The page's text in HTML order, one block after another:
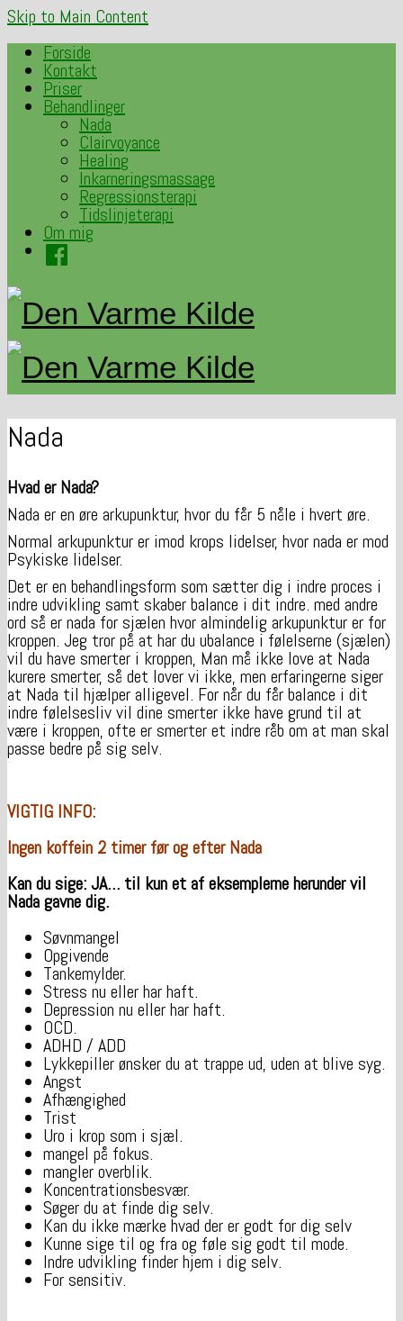
Skip to Main Content
Forside
Kontakt
Priser
Behandlinger
Nada
Clairvoyance
Healing
Inkarneringsmassage
Regressionsterapi
Tidslinjeterapi
Om mig
Facebook
Nada
Hvad er Nada?
Nada er en øre arkupunktur, hvor du får 5 nåle i hvert øre.
Normal arkupunktur er imod krops lidelser, hvor nada er mod
Psykiske lidelser.
Det er en behandlingsform som sætter dig i indre proces i
indre udvikling samt skaber balance i dit indre. med andre
ord så er nada for sjælen hvor almindelig arkupunktur er for
kroppen. Jeg tror på at har du ubalance i følelserne (sjælen)
vil du have smerter i kroppen, Man må ikke love at Nada
kurere smerter, så det lover vi ikke, men erfaringerne siger
at Nada til hjælper alligevel. For når du får balance i dit
indre følelsesliv vil dine smerter ikke have grund til at
være i kroppen, ofte er smerter et indre råb om at man skal
passe bedre på sig selv.
VIGTIG INFO:
Ingen koffein 2 timer før og efter Nada
Kan du sige: JA… til kun et af eksemplerne herunder vil
Nada gavne dig.
Søvnmangel
Opgivende
Tankemylder.
Stress nu eller har haft.
Depression nu eller har haft.
OCD.
ADHD / ADD
Lykkepiller ønsker du at trappe ud, uden at blive syg.
Angst
Afhængighed
Trist
Uro i krop som i sjæl.
mangel på fokus.
mangler overblik.
Koncentrationsbesvær.
Søger du at finde dig selv.
Kan du ikke mærke hvad der er godt for dig selv
Kunne sige til og fra og føle sig godt til mode.
Indre udvikling finder hjem i dig selv.
For sensitiv.